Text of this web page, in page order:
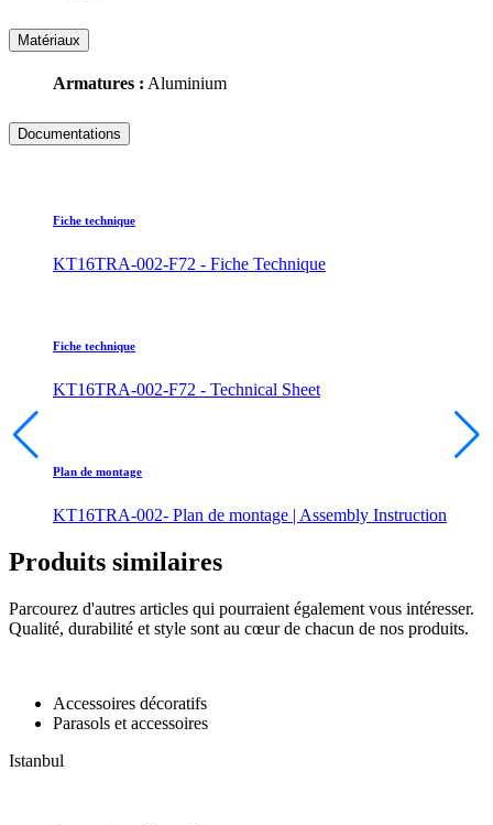
Matériaux
Armatures : Aluminium
Documentations
Fiche technique
KT16TRA-002-F72 - Fiche Technique
Fiche technique
KT16TRA-002-F72 - Technical Sheet
Plan de montage
KT16TRA-002- Plan de montage | Assembly Instruction
Produits similaires
Parcourez d'autres articles qui pourraient également vous intéresser.
Qualité, durabilité et style sont au cœur de chacun de nos produits.
Accessoires décoratifs
Parasols et accessoires
Istanbul